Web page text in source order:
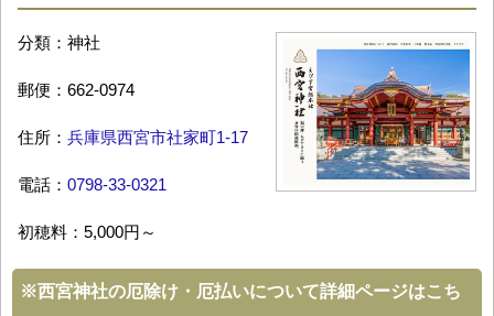
分類：神社
郵便：662-0974
住所： 兵庫県西宮市社家町1-17
電話： 0798-33-0321
初穂料：5,000円～
※西宮神社の厄除け・厄払いについて詳細ページはこち